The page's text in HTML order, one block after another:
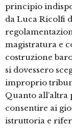
principio
da Luca Ricolfi
magistratura e
costruzione
si dovessero
improprio
Quanto all’altra
consentire ai
istruttoria e